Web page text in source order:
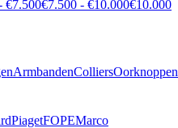
€7.500€7.500 - €10.000€10.000
ArmbandenColliersOorknoppen
PiagetFOPEMarco